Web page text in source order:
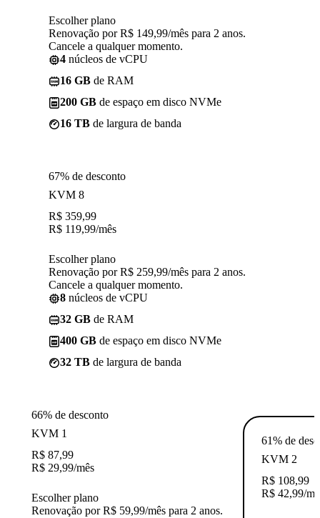
Escolher plano
Renovação por R$ 149,99/mês para 2 anos.
Cancele a qualquer momento.
4 núcleos de vCPU
16 GB de RAM
200 GB de espaço em disco NVMe
16 TB de largura de banda
67% de desconto
KVM 8
R$ 359,99
R$ 119,99/mês
Escolher plano
Renovação por R$ 259,99/mês para 2 anos.
Cancele a qualquer momento.
8 núcleos de vCPU
32 GB de RAM
400 GB de espaço em disco NVMe
32 TB de largura de banda
66% de desconto
KVM 1
R$ 87,99
R$ 29,99/mês
Escolher plano
Renovação por R$ 59,99/mês para 2 anos.
61% de
KVM 2
R$ 108,99
R$ 42,99/